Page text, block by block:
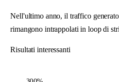
Nell'ultimo anno, il traffico
rimangono intrappolati in loop di
Risultati interessanti